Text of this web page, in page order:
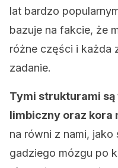
lat bardzo
bazuje na fakcie, że
różne części i każda
zadanie.
Tymi strukturami są
limbiczny oraz kora
na równi z nami,
gadziego mózgu po